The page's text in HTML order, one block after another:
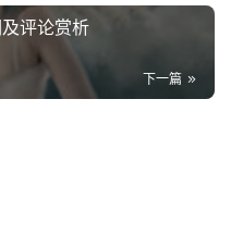
评论赏析
下一篇